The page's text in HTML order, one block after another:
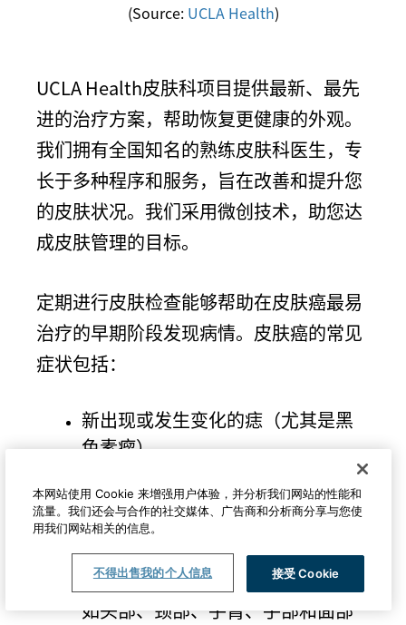
(Source: UCLA Health)
UCLA Health皮肤科项目提供最新、最先
进的治疗方案，帮助恢复更健康的外观。
我们拥有全国知名的熟练皮肤科医生，专
长于多种程序和服务，旨在改善和提升您
的皮肤状况。我们采用微创技术，助您达
成皮肤管理的目标。
定期进行皮肤检查能够帮助在皮肤癌最易
治疗的早期阶段发现病情。皮肤癌的常见
症状包括：
新出现或发生变化的痣（尤其是黑
色素瘤）。
且不会自行消退。
久治不愈的伤口。
皮肤上出现的小而光滑的肿块或结
节，主要分布在日晒较多的区域，
如头部、颈部、手臂、手部和面部
本网站使用 Cookie 来增强用户体验，并分析我们网站的性能和
流量。我们还会与合作的社交媒体、广告商和分析商分享与您使
用我们网站相关的信息。
接受 Cookie
不得出售我的个人信息